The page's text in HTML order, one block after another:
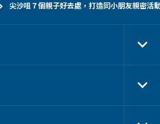
尖沙咀７個親子好去處，打造同小朋友親密活